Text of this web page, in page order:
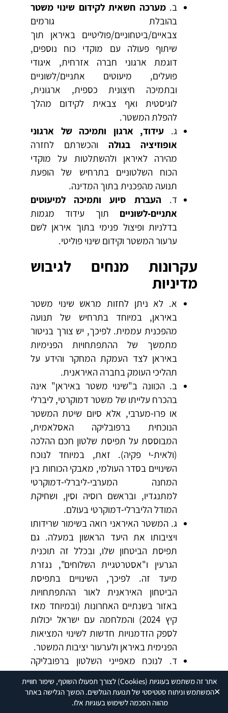
אתר זה משתמש בעוגיות(Cookies) לצורך תפעולו השוטף, שיפור חוויית
המשתמש וניתוח סטטיסטי של תנועת הגולשים. המשך הגלישה באתר
מהווה הסכמה לשימוש בעוגיות אלו.
✕
ב.מערכה חשאית לקידום שינוי משטר
בהובלת גורמים
צבאיים/ביטחוניים/פוליטיים באיראן תוך
שיתוף פעולה עם מוקדי כוח נוספים,
דוגמת ארגוני חברה אזרחית, איגודי
פועלים, מיעוטים אתניים/לשוניים
ובתמיכה חיצונית כספית, ארגונית,
לוגיסטית ואף צבאית לקידום מהלך
להפלת המשטר.
ג. עידוד, ארגון ותמיכה של ארגוני
אופוזיציה בגולה והכשרתם לחזרה
מהירה לאיראן ולהשתלטות על מוקדי
הכוח השלטוניים בתרחיש של הופעת
תנועה מהפכנית בתוך המדינה.
ד. העברת סיוע ותמיכה למיעוטים
אתניים-לשוניים תוך עידוד מגמות
בדלניות ופיצול פנימי בתוך איראן לשם
ערעור המשטר וקידום שינוי פוליטי.
עקרונות מנחים לגיבוש
מדיניות
א. לא ניתן לחזות מראש שינוי משטר
באיראן, במיוחד בתרחיש של תנועה
מהפכנית עממית. לפיכך, יש צורך בניטור
מתמשך של ההתפתחויות הפנימיות
באיראן לצד העמקת המחקר והידע על
תהליכי העומק בחברה האיראנית.
ב. הכוונה ב"שינוי משטר באיראן" אינה
בהכרח עלייתו של משטר דמוקרטי, ליברלי
או פרו-מערבי, אלא סיום שיטת המשטר
הנוכחית ברפובליקה האסלאמית,
המבוססת על תפיסת שלטון חכם ההלכה
(ולאית-י פקיה). זאת, במיוחד לנוכח
השינויים בסדר העולמי, מאבקי הכוחות בין
המחנה המערבי-ליברלי-דמוקרטי
למתנגדיו, ובראשם רוסיה וסין, ושחיקת
המודל הליברלי-דמוקרטי בעולם.
ג. המשטר האיראני רואה בשימור שרידותו
ויציבותו את היעד הראשון במעלה. גם
תפיסת הביטחון שלו, ובכלל זה תוכנית
הגרעין ו"אסטרטגיית השלוחים", נגזרת
מיעד זה. לפיכך, השינויים בתפיסת
הביטחון האיראנית לאור ההתפתחויות
באזור בשנתיים האחרונות (ובמיוחד מאז
קיץ 2024) והמלחמה עם ישראל יכולות
לספק הזדמנויות חדשות לשינוי המציאות
הפנימית באיראן ולערעור יציבות המשטר.
ד. לנוכח מאפייני השלטון ברפובליקה
האסלאמית, קיימת חשיבות רבה לממד
הדתי והאידאולוגי בכל תרחיש אפשרי ויש
לקחת אותו בחשבון במכלול השיקולים